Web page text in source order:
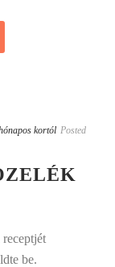
kortól Posted
be.